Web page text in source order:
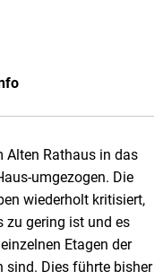
Alten Rathaus in das
umgezogen. Die
wiederholt kritisiert,
zu gering ist und es
Etagen der
sind. Dies führte bisher